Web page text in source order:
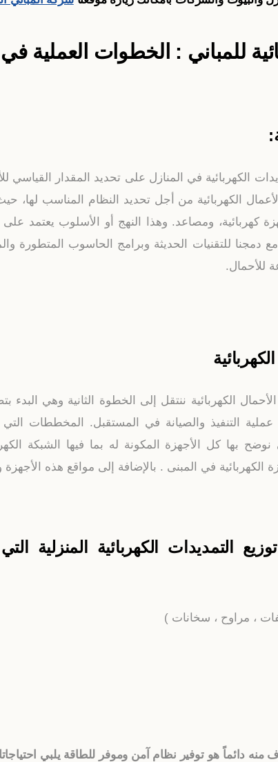
للمباني : الخطوات العملية
الكهربائية في المنازل على تحديد المقدار القياسي
الكهربائية من أجل تحديد النظام المناسب لها، حيث
كهربائية، ومصاعد. وهذا النهج أو الأسلوب يعتمد
مع دمجنا للتقنيات الحديثة وبرامج الحاسوب المتطورة
للأحمال.
الكهربائية ننتقل إلى الخطوة الثانية وهي
التنفيذ والصيانة في المستقبل.
المخططات التي
بها كل الأجهزة المكونة له بما فيها الشبكة
الكهربائية في المبنى . بالإضافة إلى مواقع هذه
التمديدات الكهربائية المنزلية
، مراوح ، سخانات )
منه دائماً هو توفير نظام آمن وموفر للطاقة يلبي